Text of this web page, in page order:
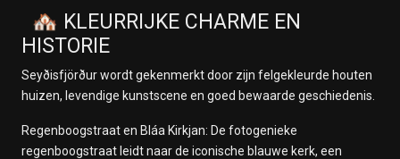
🏘️ KLEURRIJKE CHARME EN
HISTORIE
Seyðisfjörður wordt gekenmerkt door zijn felgekleurde houten
huizen, levendige kunstscene en goed bewaarde geschiedenis.
Regenboogstraat en Bláa Kirkjan: De fotogenieke
regenboogstraat leidt naar de iconische blauwe kerk, een